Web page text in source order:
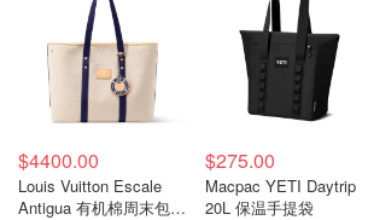
$4400.00
Louis Vuitton Escale
Antigua 有机棉周末包
$275.00
Macpac YETI Daytrip
20L 保温手提袋